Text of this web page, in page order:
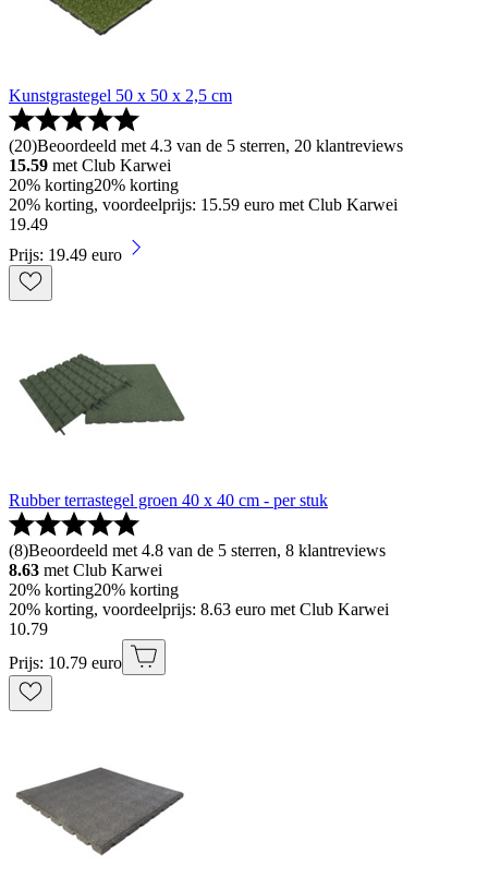
Kunstgrastegel 50 x 50 x 2,5 cm
(20)Beoordeeld met 4.3 van de 5 sterren, 20 klantreviews
15.59 met Club Karwei
20% korting20% korting
20% korting, voordeelprijs: 15.59 euro met Club Karwei
19.49
Prijs: 19.49 euro
Rubber terrastegel groen 40 x 40 cm - per stuk
(8)Beoordeeld met 4.8 van de 5 sterren, 8 klantreviews
8.63 met Club Karwei
20% korting20% korting
20% korting, voordeelprijs: 8.63 euro met Club Karwei
10.79
Prijs: 10.79 euro